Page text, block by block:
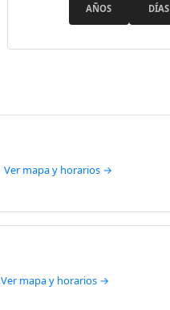
AÑOS DÍAS
Ver mapa y horarios →
Ver mapa y horarios →